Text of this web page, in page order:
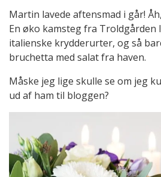
Martin lavede aftensmad i går!
En øko kamsteg fra Troldgården
italienske krydderurter, og så
bruchetta med salat fra haven.
Måske jeg lige skulle se om jeg
ud af ham til bloggen?